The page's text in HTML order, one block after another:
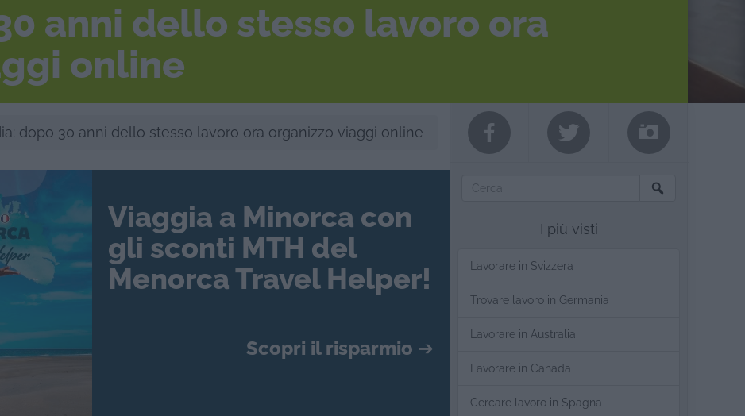
anni dello stesso lavoro ora
online
dopo 30 anni dello stesso lavoro ora organizzo viaggi online
Viaggia a Minorca con
gli sconti MTH del
Menorca Travel Helper!
Scopri il risparmio ➔
I più visti
Lavorare in Svizzera
Trovare lavoro in Germania
Lavorare in Australia
Lavorare in Canada
Cercare lavoro in Spagna